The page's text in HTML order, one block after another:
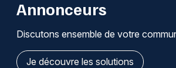
Annonceurs
Discutons ensemble de votre
Je découvre les solutions